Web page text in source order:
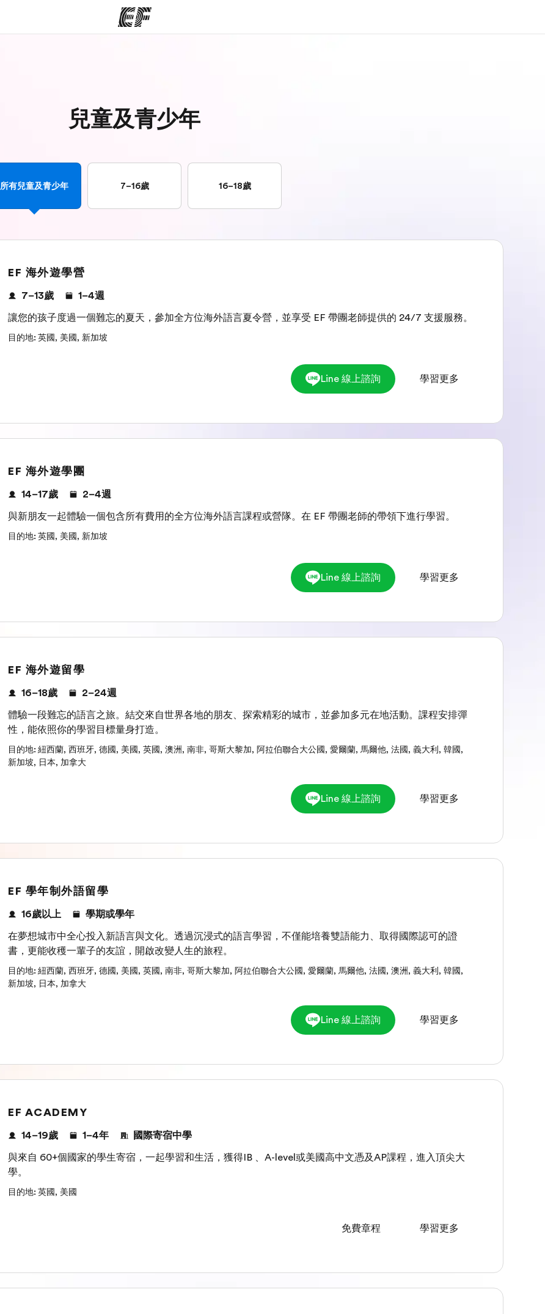
查找您附近的辦公室
兒童及青少年
所有兒童及青少年 7–16歲 16–18歲
EF 海外遊學營
7–13歲
1–4週
讓您的孩子度過一個難忘的夏天，參加全方位海外語言夏令營，並享受 EF 帶團老師提供的 24/7 支援服務。
目的地: 英國, 美國, 新加坡
學習更多
Line 線上諮詢
EF 海外遊學團
14–17歲
2–4週
與新朋友一起體驗一個包含所有費用的全方位海外語言課程或營隊。在 EF 帶團老師的帶領下進行學習。
目的地: 英國, 美國, 新加坡
學習更多
Line 線上諮詢
EF 海外遊留學
16–18歲
2–24週
體驗一段難忘的語言之旅。結交來自世界各地的朋友、探索精彩的城市，並參加多元在地活動。課程安排彈
性，能依照你的學習目標量身打造。
目的地: 紐西蘭, 西班牙, 德國, 美國, 英國, 澳洲, 南非, 哥斯大黎加, 阿拉伯聯合大公國, 愛爾蘭, 馬爾他, 法國, 義大利 , 韓國,
新加坡, 日本, 加拿大
學習更多
Line 線上諮詢
EF 學年制外語留學
16歲以上
學期或學年
在夢想城市中全心投入新語言與文化。透過沉浸式的語言學習，不僅能培養雙語能力、取得國際認可的證
書，更能收穫一輩子的友誼，開啟改變人生的旅程。
目的地: 紐西蘭, 西班牙, 德國, 美國, 英國, 南非, 哥斯大黎加, 阿拉伯聯合大公國, 愛爾蘭, 馬爾他, 法國, 澳洲, 義大利 , 韓國,
新加坡, 日本, 加拿大
學習更多
Line 線上諮詢
EF ACADEMY
14–19歲 1–4年
國際寄宿中學
與來自 60+個國家的學生寄宿，一起學習和生活，獲得IB 、A-level或美國高中文憑及AP課程，進入頂尖大
學。
目的地: 英國, 美國
學習更多
免費章程